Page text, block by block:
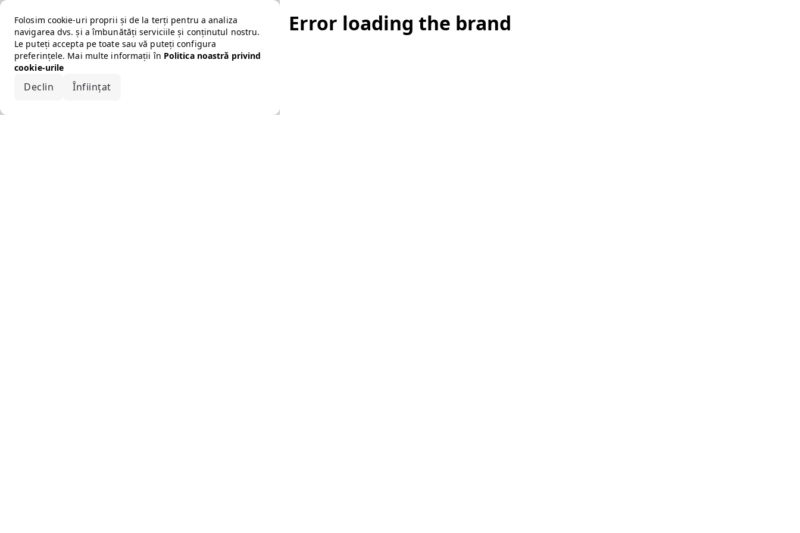
Folosim cookie-uri proprii și de la terți pentru a analiza
navigarea dvs. și a îmbunătăți serviciile și conținutul nostru.
Le puteți accepta pe toate sau vă puteți configura
preferințele. Mai multe informații în Politica noastră privind
cookie-urile
Declin Înființat
Error loading the brand